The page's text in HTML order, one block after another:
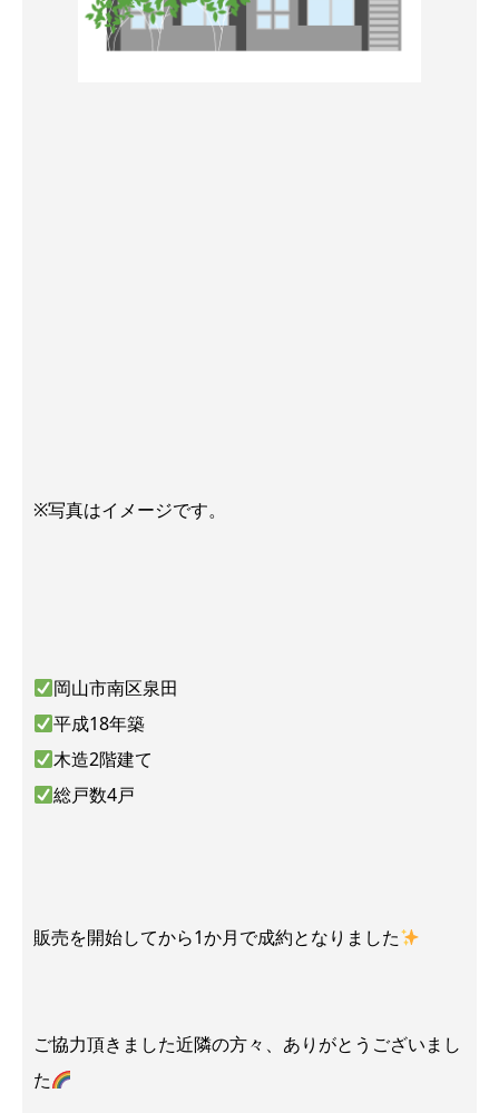
※写真はイメージです。
岡山市南区泉田
平成18年築
木造2階建て
総戸数4戸
販売を開始してから1か月で成約となりました
ご協力頂きました近隣の方々、ありがとうございまし
た